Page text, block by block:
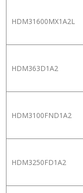
HDM31600MX1A2L
HDM363D1A2
HDM3100FND1A2
HDM3250FD1A2